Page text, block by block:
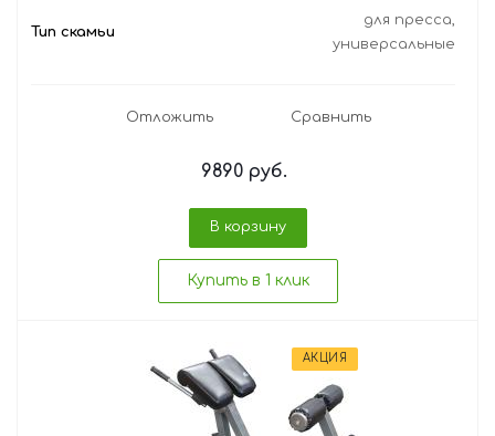
Тип скамьи
для пресса,
универсальные
Отложить Сравнить
9890руб.
В корзину
Купить в 1 клик
АКЦИЯ